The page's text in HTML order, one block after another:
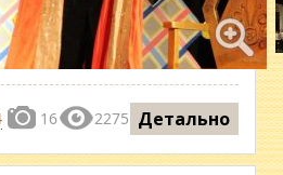
16 2275 Детально